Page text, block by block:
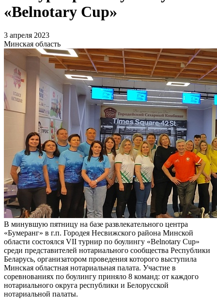
«Belnotary Cup»
3 апреля 2023
Минская область
В минувшую пятницу на базе развлекательного центра
«Бумеранг» в г.п. Городея Несвижского района Минской
области состоялся VII турнир по боулингу «Belnotary Cup»
среди представителей нотариального сообщества Республики
Беларусь, организатором проведения которого выступила
Минская областная нотариальная палата. Участие в
соревнованиях по боулингу приняло 8 команд: от каждого
нотариального округа республики и Белорусской
нотариальной палаты.